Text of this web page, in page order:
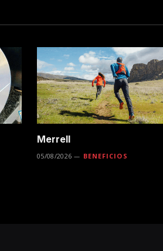
Merrell
05/08/2026 BENEFICIOS